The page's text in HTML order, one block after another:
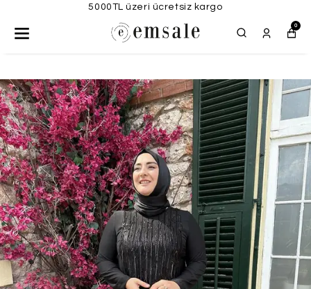
5000TL üzeri ücretsiz kargo
0